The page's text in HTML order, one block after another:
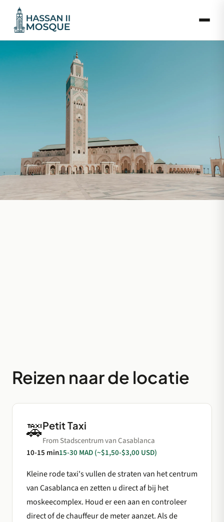
Reizen naar de locatie
🚕Petit Taxi
From Stadscentrum van Casablanca
10-15 min15-30 MAD (~$1,50-$3,00 USD)
Kleine rode taxi's vullen de straten van het centrum
van Casablanca en zetten u direct af bij het
moskeecomplex. Houd er een aan en controleer
direct of de chauffeur de meter aanzet. Als de